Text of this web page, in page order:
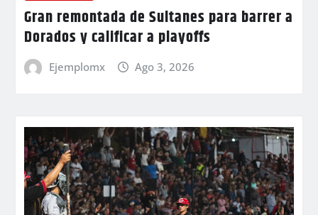
Gran remontada de Sultanes para barrer a
Dorados y calificar a playoffs
Ejemplomx Ago 3, 2026